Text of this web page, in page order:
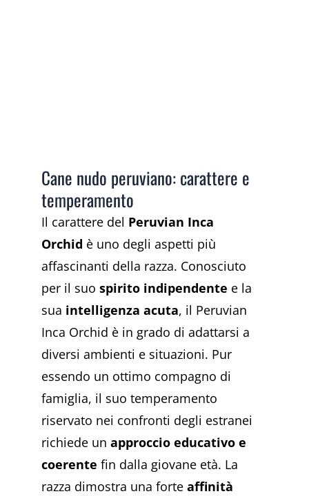
Cane nudo peruviano: carattere e
temperamento
Il carattere del Peruvian Inca
Orchid è uno degli aspetti più
affascinanti della razza. Conosciuto
per il suo spirito indipendente e la
sua intelligenza acuta, il Peruvian
Inca Orchid è in grado di adattarsi a
diversi ambienti e situazioni. Pur
essendo un ottimo compagno di
famiglia, il suo temperamento
riservato nei confronti degli estranei
richiede un approccio educativo e
coerente fin dalla giovane età. La
razza dimostra una forte affinità